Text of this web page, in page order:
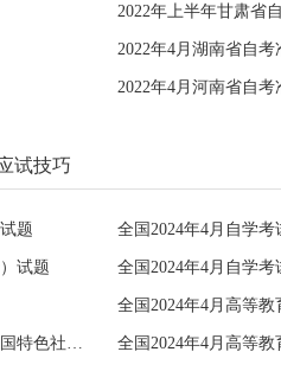
2022年上半年甘肃省
2022年4月湖南省自考
2022年4月河南省自考
试技巧
题
试题 全国2024年4月自学
全国2024年4月高等
全国2024年4月高等教育自学考试毛泽东思想和中国特色社会主义理论体系概论试题 全国2024年4月高等